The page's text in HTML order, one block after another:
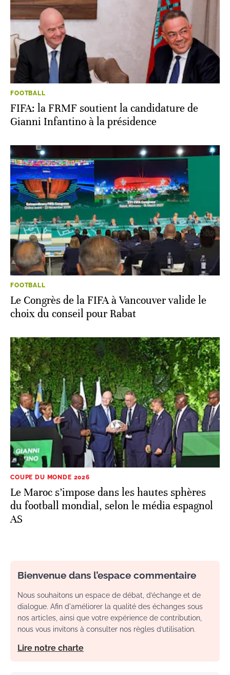
FOOTBALL
FIFA: la FRMF soutient la candidature de
Gianni Infantino à la présidence
FOOTBALL
Le Congrès de la FIFA à Vancouver valide le
choix du conseil pour Rabat
COUPE DU MONDE 2026
Le Maroc s’impose dans les hautes sphères
du football mondial, selon le média espagnol
AS
Bienvenue dans l’espace commentaire
Nous souhaitons un espace de débat, d’échange et de
dialogue. Afin d'améliorer la qualité des échanges sous
nos articles, ainsi que votre expérience de contribution,
nous vous invitons à consulter nos règles d’utilisation.
Lire notre charte